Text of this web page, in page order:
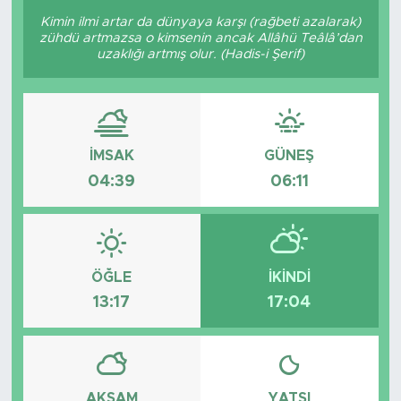
Kimin ilmi artar da dünyaya karşı (rağbeti azalarak)
zühdü artmazsa o kimsenin ancak Allâhü Teâlâ’dan
uzaklığı artmış olur. (Hadis-i Şerif)
İMSAK
04:39
GÜNEŞ
06:11
ÖĞLE
13:17
İKINDI
17:04